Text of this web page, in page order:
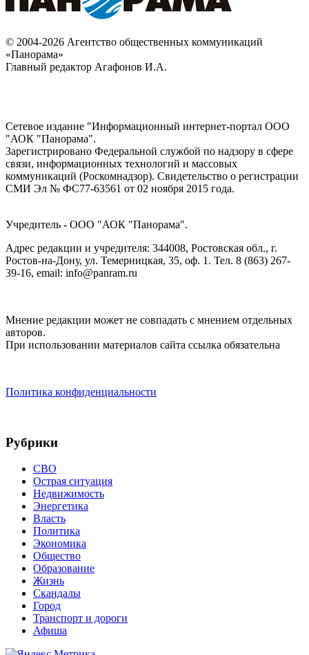
© 2004-2026 Агентство общественных коммуникаций
«Панорама»
Главный редактор Агафонов И.А.
Сетевое издание "Информационный интернет-портал ООО
"АОК "Панорама".
Зарегистрировано Федеральной службой по надзору в сфере
связи, информационных технологий и массовых
коммуникаций (Роскомнадзор). Cвидетельство о регистрации
СМИ Эл № ФС77-63561 от 02 ноября 2015 года.
Учредитель - ООО "АОК "Панорама".
Адрес редакции и учредителя: 344008, Ростовская обл., г.
Ростов-на-Дону, ул. Темерницкая, 35, оф. 1. Тел. 8 (863) 267-
39-16, email: info@panram.ru
Мнение редакции может не совпадать с мнением отдельных
авторов.
При использовании материалов сайта ссылка обязательна
Политика конфиденциальности
Рубрики
СВО
Острая ситуация
Недвижимость
Энергетика
Власть
Политика
Экономика
Общество
Образование
Жизнь
Скандалы
Город
Транспорт и дороги
Афиша